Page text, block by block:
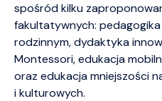
spośród kilku
fakultatywnych:
rodzinnym, dydaktyka
Montessori, edukacja
oraz edukacja mniejszości
i kulturowych.